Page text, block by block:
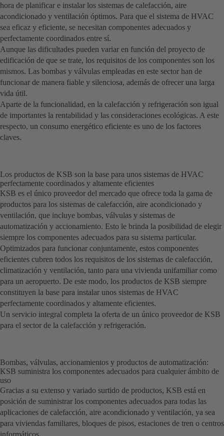
hora de planificar e instalar los sistemas de calefacción, aire
acondicionado y ventilación óptimos. Para que el sistema de HVAC
sea eficaz y eficiente, se necesitan componentes adecuados y
perfectamente coordinados entre sí.
Aunque las dificultades pueden variar en función del proyecto de
edificación de que se trate, los requisitos de los componentes son los
mismos. Las bombas y válvulas empleadas en este sector han de
funcionar de manera fiable y silenciosa, además de ofrecer una larga
vida útil.
Aparte de la funcionalidad, en la calefacción y refrigeración son igual
de importantes la rentabilidad y las consideraciones ecológicas. A este
respecto, un consumo energético eficiente es uno de los factores
claves.
Los productos de KSB son la base para unos sistemas de HVAC
perfectamente coordinados y altamente eficientes
KSB es el único proveedor del mercado que ofrece toda la gama de
productos para los sistemas de calefacción, aire acondicionado y
ventilación, que incluye bombas, válvulas y sistemas de
automatización y accionamiento. Esto le brinda la posibilidad de elegir
siempre los componentes adecuados para su sistema particular.
Optimizados para funcionar conjuntamente, estos componentes
eficientes cubren todos los requisitos de los sistemas de calefacción,
climatización y ventilación, tanto para una vivienda unifamiliar como
para un aeropuerto. De este modo, los productos de KSB siempre
constituyen la base para instalar unos sistemas de HVAC
perfectamente coordinados y altamente eficientes.
Un servicio integral completa la oferta de un único proveedor de KSB
para el sector de la calefacción y refrigeración.
Bombas, válvulas, accionamientos y productos de automatización:
KSB suministra los componentes adecuados para cualquier ámbito de
uso
Gracias a su extenso y variado surtido de productos, KSB está en
posición de suministrar los componentes adecuados para todas las
aplicaciones de calefacción, aire acondicionado y ventilación, ya sea
para viviendas familiares, bloques de pisos, estaciones de tren o centros